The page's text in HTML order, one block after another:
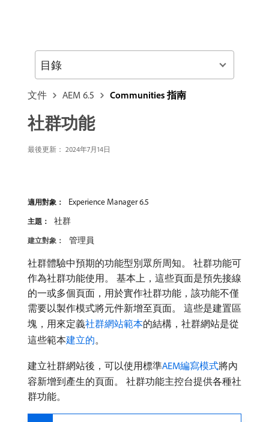
文件 AEM 6.5 Communities 指南
社群功能
最後更新： 2024年7月14日
適用對象： Experience Manager 6.5
主題： 社群
建立對象： 管理員
社群體驗中預期的功能型別眾所周知。 社群功能可
作為社群功能使用。 基本上，這些頁面是預先接線
的一或多個頁面，用於實作社群功能，該功能不僅
需要以製作模式將元件新增至頁面。 這些是建置區
塊，用來定義社群網站範本的結構，社群網站是從
這些範本建立的。
建立社群網站後，可以使用標準AEM編寫模式將內
容新增到產生的頁面。 社群功能主控台提供各種社
群功能。
目錄